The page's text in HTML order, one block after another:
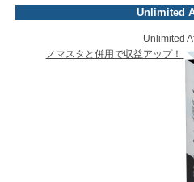
Unlimited
Unlimited
ノマスタと併用で収益アップ！